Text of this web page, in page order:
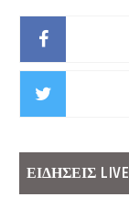
ΕΙΔΗΣΕΙΣ LIVE